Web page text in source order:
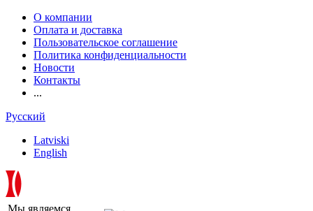
О компании
Оплата и доставка
Пользовательское соглашение
Политика конфиденциальности
Новости
Контакты
...
Русский
Latviski
English
Мы являемся